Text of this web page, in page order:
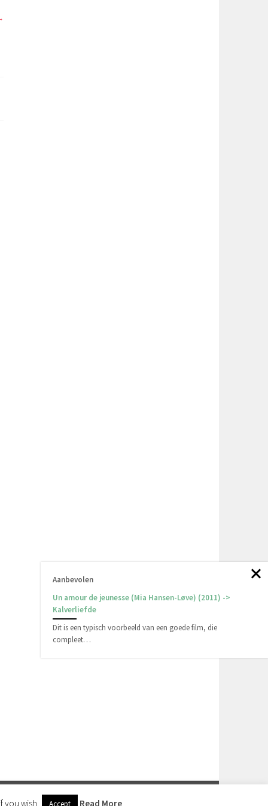
.
you wish. Accept Read More
Aanbevolen
Un amour de jeunesse (Mia Hansen-Løve) (2011) ->
Kalverliefde
Dit is een typisch voorbeeld van een goede film, die
compleet…